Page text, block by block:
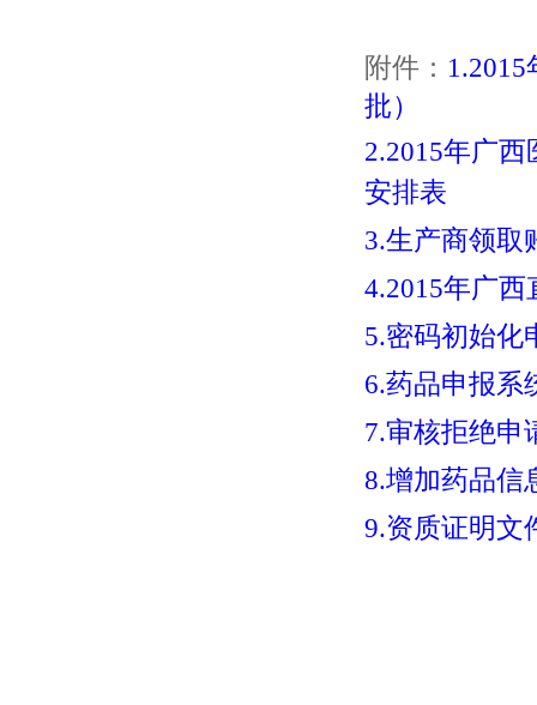
附件：
批）
2.2015年广
安排表
3.生产商领取
4.2015年广
5.密码初始化
6.药品申报系
7.审核拒绝申
8.增加药品信
9.资质证明文